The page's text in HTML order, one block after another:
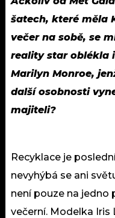
šatech, které měla
večer na sobě, se
reality star oblékla
Marilyn Monroe,
další osobnosti
majiteli?
Recyklace je
nevyhýbá se ani
není pouze na jedno
večerní. Modelka